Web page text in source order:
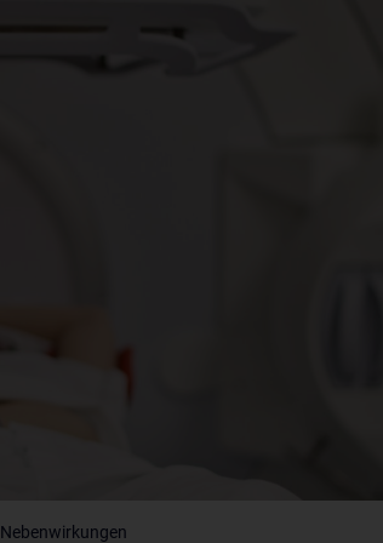
Nebenwirkungen